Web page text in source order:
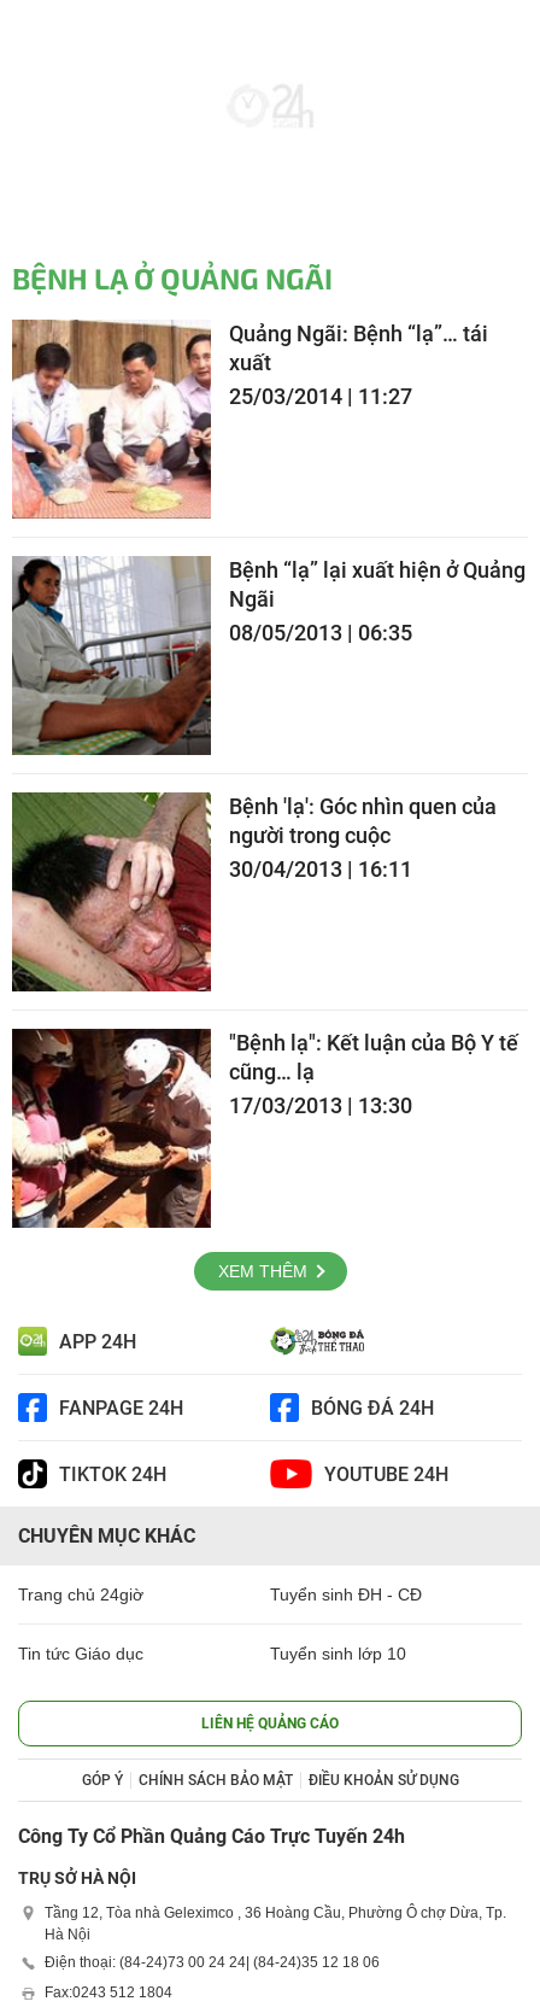
BỆNH LẠ Ở QUẢNG NGÃI
Quảng Ngãi: Bệnh “lạ”… tái
xuất
25/03/2014 | 11:27
Bệnh “lạ” lại xuất hiện ở Quảng
Ngãi
08/05/2013 | 06:35
Bệnh 'lạ': Góc nhìn quen của
người trong cuộc
30/04/2013 | 16:11
"Bệnh lạ": Kết luận của Bộ Y tế
cũng… lạ
17/03/2013 | 13:30
XEM THÊM
APP 24H
FANPAGE 24H BÓNG ĐÁ 24H
TIKTOK 24H YOUTUBE 24H
CHUYÊN MỤC KHÁC
Trang chủ 24giờ Tuyển sinh ĐH - CĐ
Tin tức Giáo dục Tuyển sinh lớp 10
LIÊN HỆ QUẢNG CÁO
GÓP Ý CHÍNH SÁCH BẢO MẬT ĐIỀU KHOẢN SỬ DỤNG
Công Ty Cổ Phần Quảng Cáo Trực Tuyến 24h
TRỤ SỞ HÀ NỘI
Tầng 12, Tòa nhà Geleximco , 36 Hoàng Cầu, Phường Ô chợ Dừa, Tp.
Hà Nội
Điện thoại: (84-24)73 00 24 24 | (84-24)35 12 18 06
Fax:0243 512 1804